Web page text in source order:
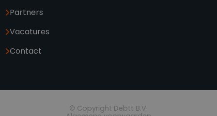
Partners
Vacatures
Contact
© Copyright Debtt B.V.